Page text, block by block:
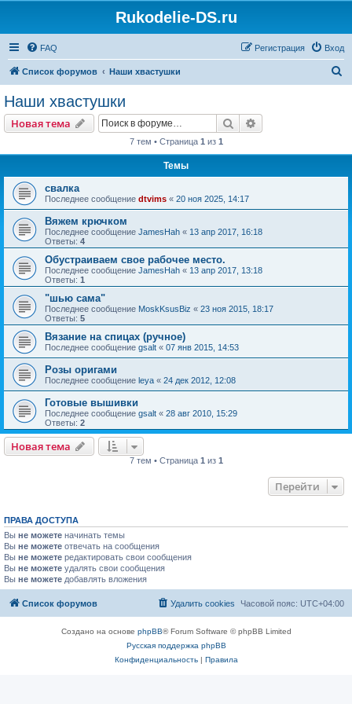
Rukodelie-DS.ru
FAQ Вход
Регистрация
Список форумов Наши хвастушки
Наши хвастушки
Новая тема Поиск
7 тем • Страница 1 из 1
Темы
свалка
Последнее сообщение dtvims « 20 ноя 2025, 14:17
Вяжем крючком
Последнее сообщение JamesHah « 13 апр 2017, 16:18
Ответы: 4
Обустраиваем свое рабочее место.
Последнее сообщение JamesHah « 13 апр 2017, 13:18
Ответы: 1
"шью сама"
Последнее сообщение MoskKsusBiz « 23 ноя 2015, 18:17
Ответы: 5
Вязание на спицах (ручное)
Последнее сообщение gsalt « 07 янв 2015, 14:53
Розы оригами
Последнее сообщение leya « 24 дек 2012, 12:08
Готовые вышивки
Последнее сообщение gsalt « 28 авг 2010, 15:29
Ответы: 2
Новая тема
7 тем • Страница 1 из 1
Перейти
ПРАВА ДОСТУПА
Вы не можете начинать темы
Вы не можете отвечать на сообщения
Вы не можете редактировать свои сообщения
Вы не можете удалять свои сообщения
Вы не можете добавлять вложения
Список форумов Часовой пояс: UTC+04:00
Удалить cookies
Создано на основе phpBB® Forum Software © phpBB Limited
Русская поддержка phpBB
Конфиденциальность| Правила